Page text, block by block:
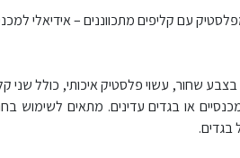
עם קליפים מתכווננים – אידיאלי
שחור, עשוי פלסטיק איכותי, כולל שני
או בגדים עדינים. מתאים לשימוש
בגדים.